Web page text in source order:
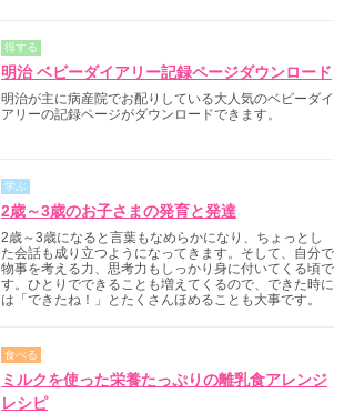
得する
明治 ベビーダイアリー記録ページダウンロード
明治が主に病産院でお配りしている大人気のベビーダイ
アリーの記録ページがダウンロードできます。
学ぶ
2歳～3歳のお子さまの発育と発達
2歳～3歳になると言葉もなめらかになり、ちょっとし
た会話も成り立つようになってきます。そして、自分で
物事を考える力、思考力もしっかり身に付いてくる頃で
す。ひとりでできることも増えてくるので、できた時に
は「できたね！」とたくさんほめることも大事です。
食べる
ミルクを使った栄養たっぷりの離乳食アレンジ
レシピ